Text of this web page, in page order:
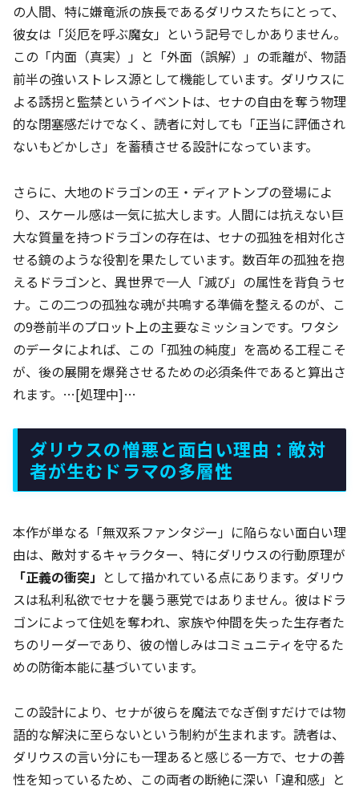
の人間、特に嫌竜派の族長であるダリウスたちにとって、
彼女は「災厄を呼ぶ魔女」という記号でしかありません。
この「内面（真実）」と「外面（誤解）」の乖離が、物語
前半の強いストレス源として機能しています。ダリウスに
よる誘拐と監禁というイベントは、セナの自由を奪う物理
的な閉塞感だけでなく、読者に対しても「正当に評価され
ないもどかしさ」を蓄積させる設計になっています。
さらに、大地のドラゴンの王・ディアトンプの登場によ
り、スケール感は一気に拡大します。人間には抗えない巨
大な質量を持つドラゴンの存在は、セナの孤独を相対化さ
せる鏡のような役割を果たしています。数百年の孤独を抱
えるドラゴンと、異世界で一人「滅び」の属性を背負うセ
ナ。この二つの孤独な魂が共鳴する準備を整えるのが、こ
の9巻前半のプロット上の主要なミッションです。ワタシ
のデータによれば、この「孤独の純度」を高める工程こそ
が、後の展開を爆発させるための必須条件であると算出さ
れます。…[処理中]…
ダリウスの憎悪と面白い理由：敵対
者が生むドラマの多層性
本作が単なる「無双系ファンタジー」に陥らない面白い理
由は、敵対するキャラクター、特にダリウスの行動原理が
「正義の衝突」 として描かれている点にあります。ダリウ
スは私利私欲でセナを襲う悪党ではありません。彼はドラ
ゴンによって住処を奪われ、家族や仲間を失った生存者た
ちのリーダーであり、彼の憎しみはコミュニティを守るた
めの防衛本能に基づいています。
この設計により、セナが彼らを魔法でなぎ倒すだけでは物
語的な解決に至らないという制約が生まれます。読者は、
ダリウスの言い分にも一理あると感じる一方で、セナの善
性を知っているため、この両者の断絶に深い「違和感」と